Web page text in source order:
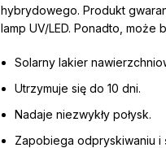
hybrydowego. Produkt
lamp UV/LED. Ponadto,
Solarny lakier
Utrzymuje się do 10 dni.
Nadaje niezwykły połysk.
Zapobiega odpryskiwaniu i